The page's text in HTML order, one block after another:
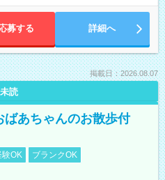
募する 詳細へ
掲載日：2026.08.07
未読
ばあちゃんのお散歩付
験OK
ブランクOK